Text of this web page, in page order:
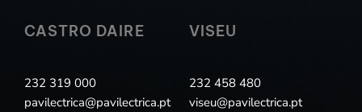
CASTRO DAIRE
232 319 000
pavilectrica@pavilectrica.pt
VISEU
232 458 480
viseu@pavilectrica.pt